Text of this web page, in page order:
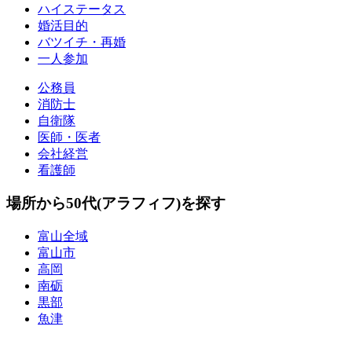
ハイステータス
婚活目的
バツイチ・再婚
一人参加
公務員
消防士
自衛隊
医師・医者
会社経営
看護師
場所から50代(アラフィフ)を探す
富山全域
富山市
高岡
南砺
黒部
魚津